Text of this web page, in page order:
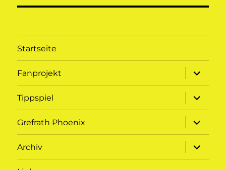
Startseite
Fanprojekt
öffnen
Tippspiel
öffnen
Grefrath Phoenix
öffnen
Archiv
öffnen